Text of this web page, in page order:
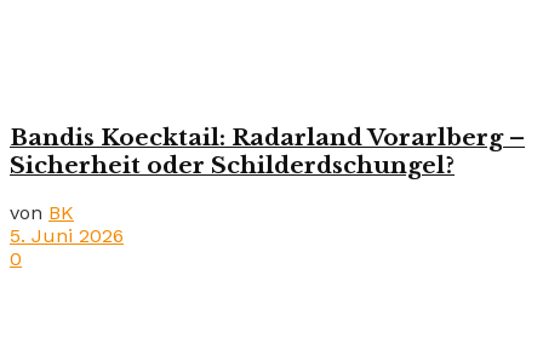
Bandis Koecktail: Radarland Vorarlberg –
Sicherheit oder Schilderdschungel?
von BK
5. Juni 2026
0